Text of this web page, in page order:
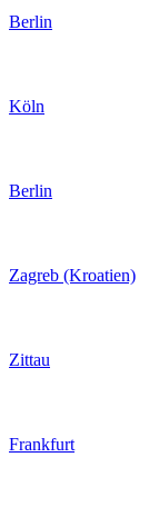
Berlin
Köln
Berlin
Zagreb (Kroatien)
Zittau
Frankfurt